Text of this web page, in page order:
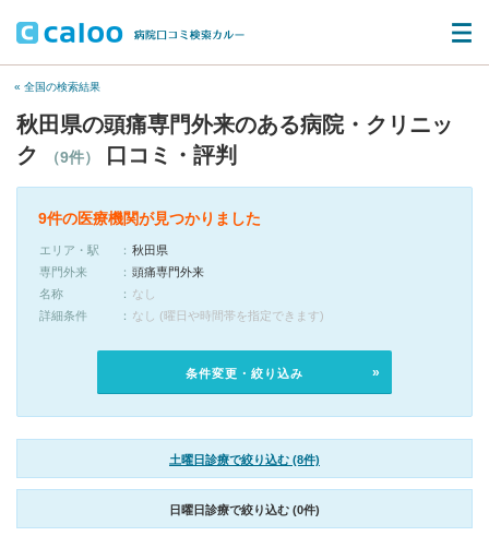
« 全国の検索結果
秋田県の頭痛専門外来のある病院・クリニッ
ク
（9件） 口コミ・評判
9件の医療機関が見つかりました
エリア・駅
秋田県
専門外来
頭痛専門外来
名称
なし
詳細条件
なし (曜日や時間帯を指定できます)
条件変更・絞り込み
土曜日診療で絞り込む (8件)
日曜日診療で絞り込む (0件)